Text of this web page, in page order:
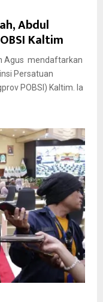
Abdul
Kaltim
Agus mendaftarkan
Persatuan
POBSI) Kaltim. Ia